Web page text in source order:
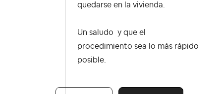
quedarse en la vivienda.
Un saludo y que el
procedimiento sea lo más rápido
posible.